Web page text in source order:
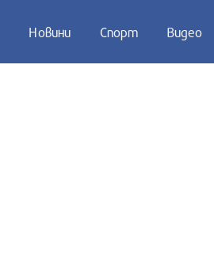
Новини Спорт Видео